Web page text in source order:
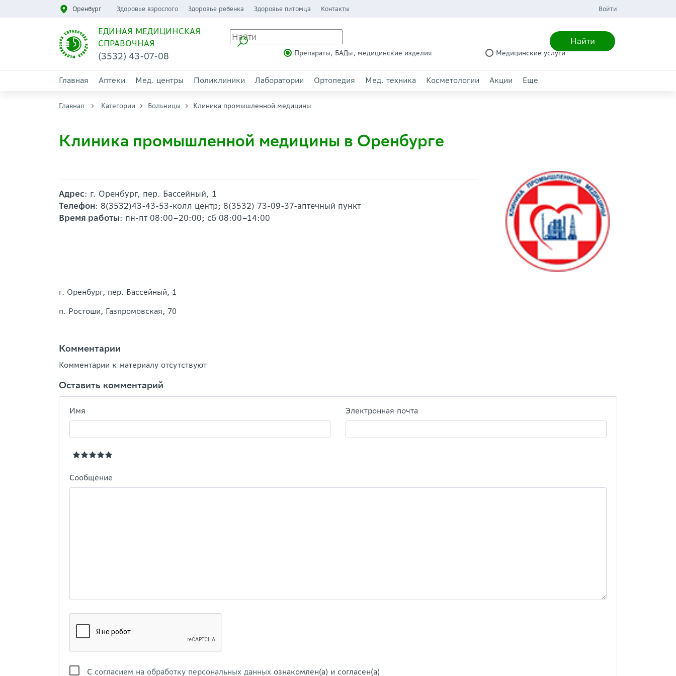
Оренбург Здоровье взрослого Здоровье ребенка Здоровье питомца Контакты Войти
ЕДИНАЯ МЕДИЦИНСКАЯ
СПРАВОЧНАЯ
(3532) 43-07-08
Найти
Препараты, БАДы, медицинские изделия Медицинские услуги
Главная Аптеки Мед. центры Поликлиники Лаборатории Ортопедия Мед. техника Косметологии Акции Еще
Главная Категории Больницы Клиника промышленной медицины
Клиника промышленной медицины в Оренбурге
Адрес: г. Оренбург, пер. Бассейный, 1
Телефон: 8(3532)43-43-53-колл центр; 8(3532) 73-09-37-аптечный пункт
Время работы: пн-пт 08:00–20:00; сб 08:00–14:00
г. Оренбург, пер. Бассейный, 1
п. Ростоши, Газпромовская, 70
Комментарии
Комментарии к материалу отсутствуют
Оставить комментарий
Имя Электронная почта
Сообщение
С согласием на обработку персональных данных ознакомлен(а) и согласен(а)